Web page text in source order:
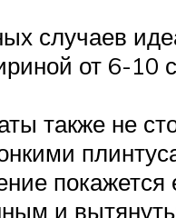
случаев
от 6-10
также не
покажется
и